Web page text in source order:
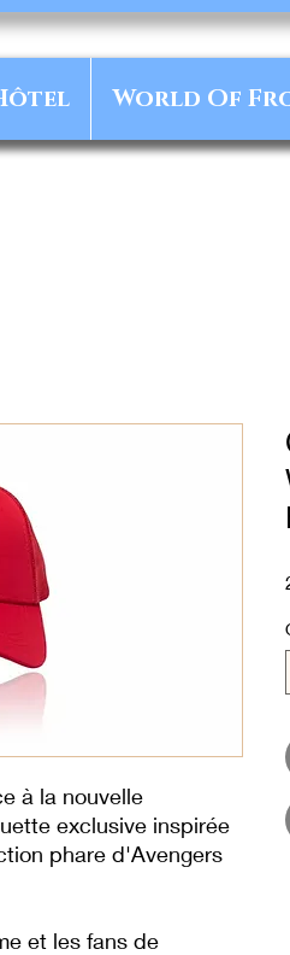
World Of
à la nouvelle
exclusive inspirée
phare d'Avengers
et les fans de